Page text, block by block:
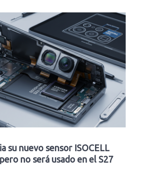
su nuevo sensor ISOCELL
no será usado en el S27